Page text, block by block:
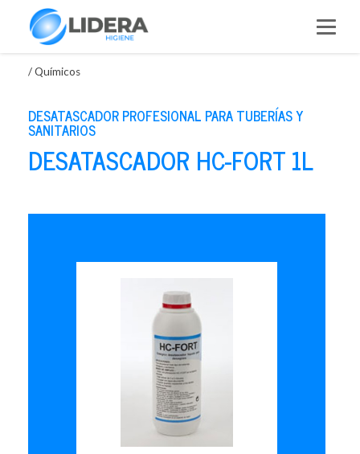
/Químicos
DESATASCADOR PROFESIONAL PARA TUBERÍAS Y
SANITARIOS
DESATASCADOR HC-FORT 1L